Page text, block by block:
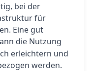
bei der
für
Eine gut
die Nutzung
erleichtern und
werden.